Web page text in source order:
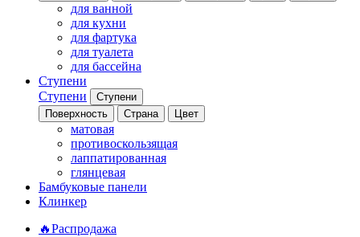
для ванной
для кухни
для фартука
для туалета
для бассейна
Ступени
Ступени
Ступени
Поверхность
Страна Цвет
матовая
противоскользящая
лаппатированная
глянцевая
Бамбуковые панели
Клинкер
🔥Распродажа